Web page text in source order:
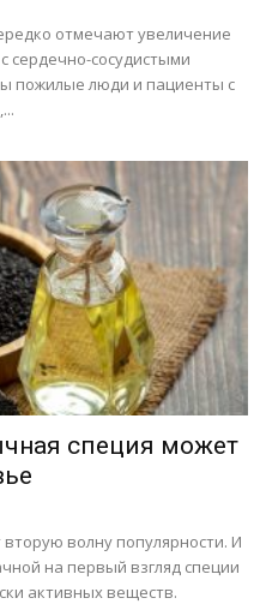
отмечают увеличение
сердечно-сосудистыми
пожилые люди и пациенты с
специя может
волну популярности. И
на первый взгляд специи
активных веществ.